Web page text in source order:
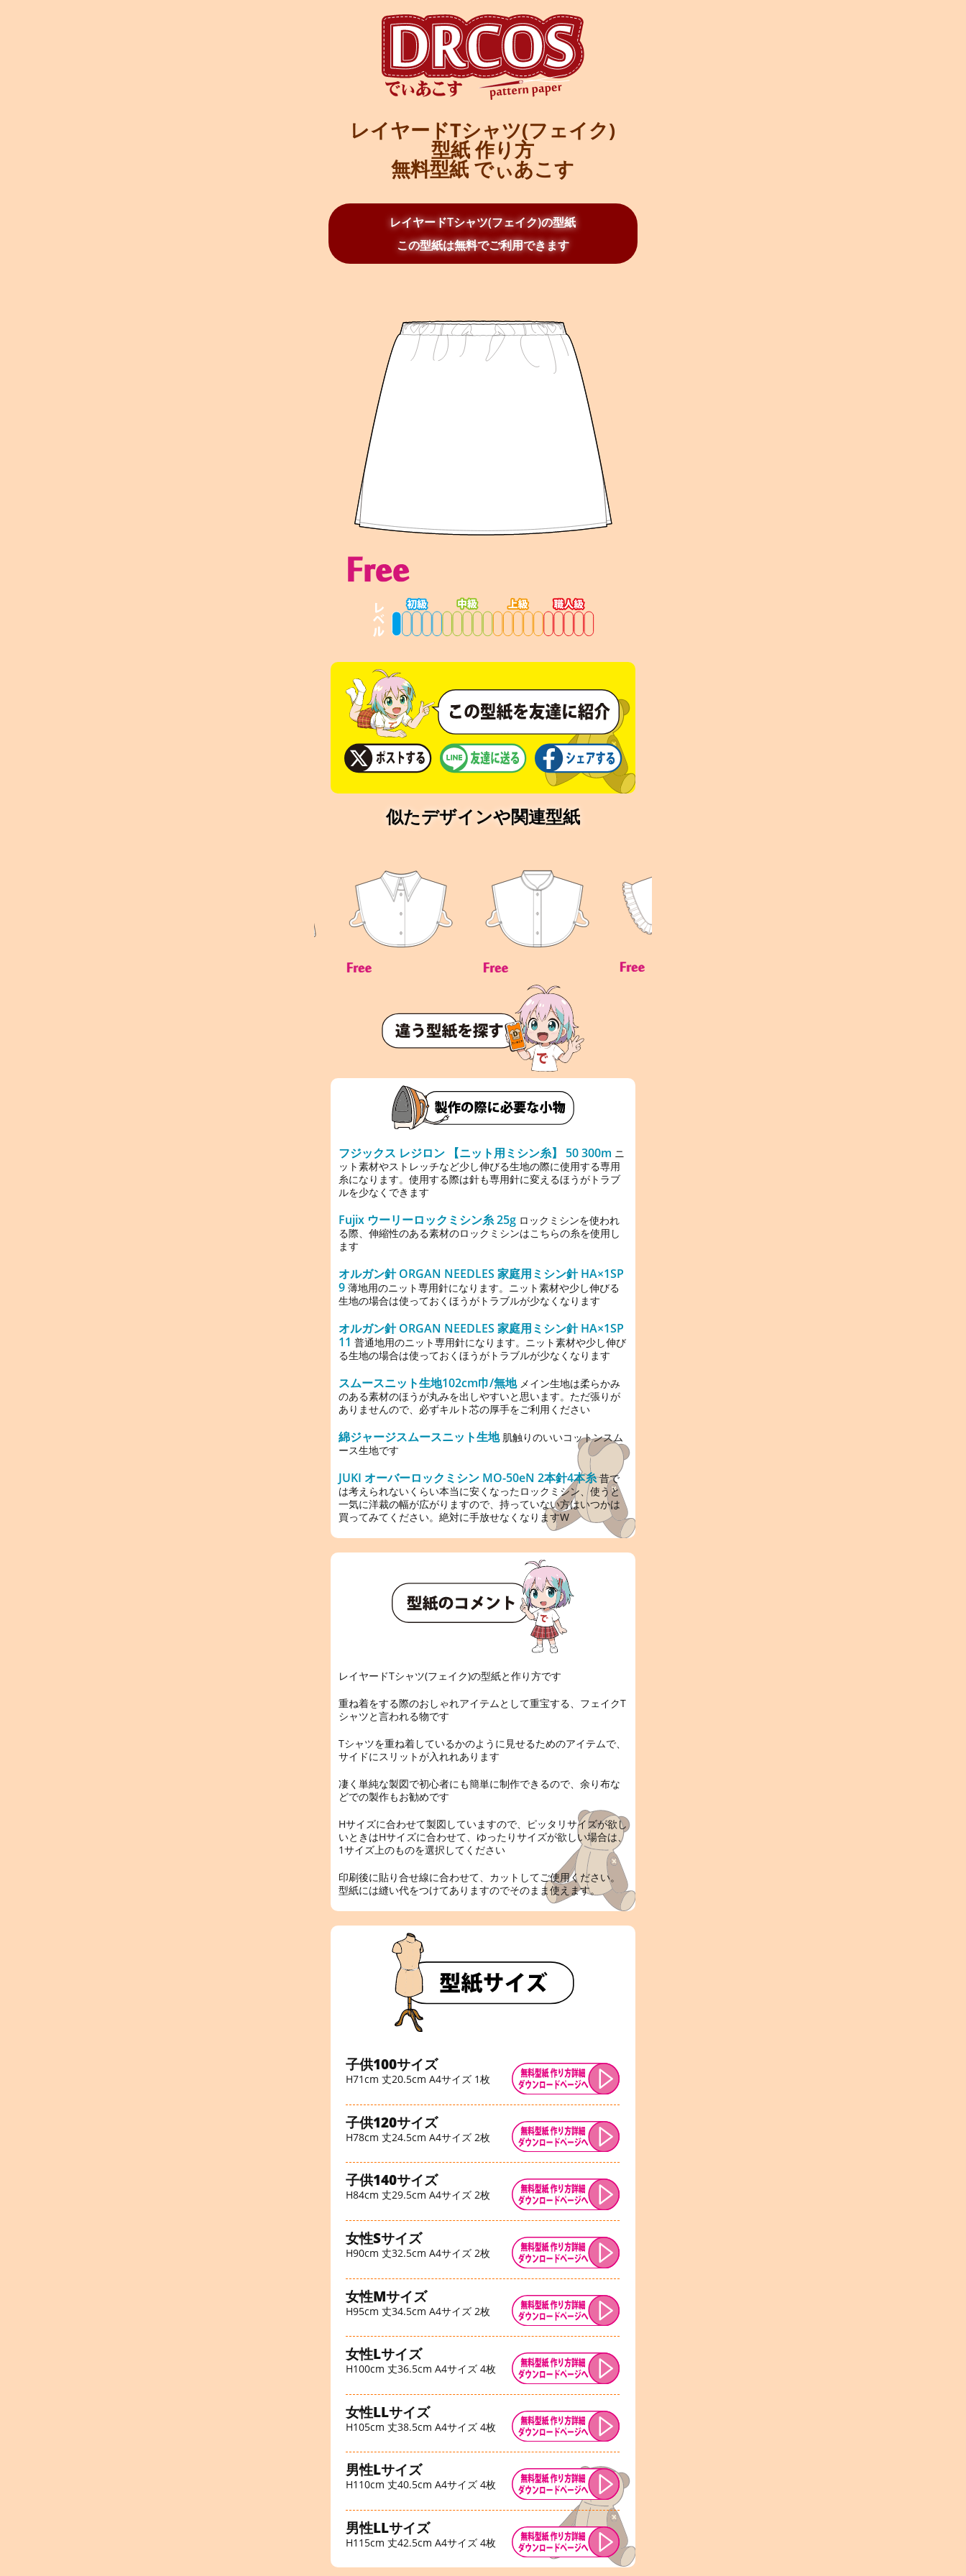
レイヤードTシャツ(フェイク)
型紙 作り方
無料型紙 でぃあこす
レイヤードTシャツ(フェイク)の型紙
この型紙は無料でご利用できます
似たデザインや関連型紙
フジックス レジロン 【ニット用ミシン糸】 50 300m ニ
ット素材やストレッチなど少し伸びる生地の際に使用する専用
糸になります。使用する際は針も専用針に変えるほうがトラブ
ルを少なくできます
Fujix ウーリーロックミシン糸 25gロックミシンを使われ
る際、伸縮性のある素材のロックミシンはこちらの糸を使用し
ます
オルガン針 ORGAN NEEDLES 家庭用ミシン針 HA×1SP
9薄地用のニット専用針になります。ニット素材や少し伸びる
生地の場合は使っておくほうがトラブルが少なくなります
オルガン針 ORGAN NEEDLES 家庭用ミシン針 HA×1SP
11 普通地用のニット専用針になります。ニット素材や少し伸び
る生地の場合は使っておくほうがトラブルが少なくなります
スムースニット生地102cm巾/無地 メイン生地は柔らかみ
のある素材のほうが丸みを出しやすいと思います。ただ張りが
ありませんので、必ずキルト芯の厚手をご利用ください
綿ジャージスムースニット生地 肌触りのいいコットンスム
ース生地です
JUKI オーバーロックミシン MO-50eN 2本針4本糸昔で
は考えられないくらい本当に安くなったロックミシン、使うと
一気に洋裁の幅が広がりますので、持っていない方はいつかは
買ってみてください。絶対に手放せなくなりますW
レイヤードTシャツ(フェイク)の型紙と作り方です
重ね着をする際のおしゃれアイテムとして重宝する、フェイクT
シャツと言われる物です
Tシャツを重ね着しているかのように見せるためのアイテムで、
サイドにスリットが入れれあります
凄く単純な製図で初心者にも簡単に制作できるので、余り布な
どでの製作もお勧めです
Hサイズに合わせて製図していますので、ピッタリサイズが欲し
いときはHサイズに合わせて、ゆったりサイズが欲しい場合は、
1サイズ上のものを選択してください
印刷後に貼り合せ線に合わせて、カットしてご使用ください。
型紙には縫い代をつけてありますのでそのまま使えます。
子供100サイズ
H71cm 丈20.5cm A4サイズ 1枚
子供120サイズ
H78cm 丈24.5cm A4サイズ 2枚
子供140サイズ
H84cm 丈29.5cm A4サイズ 2枚
女性Sサイズ
H90cm 丈32.5cm A4サイズ 2枚
女性Mサイズ
H95cm 丈34.5cm A4サイズ 2枚
女性Lサイズ
H100cm 丈36.5cm A4サイズ 4枚
女性LLサイズ
H105cm 丈38.5cm A4サイズ 4枚
男性Lサイズ
H110cm 丈40.5cm A4サイズ 4枚
男性LLサイズ
H115cm 丈42.5cm A4サイズ 4枚